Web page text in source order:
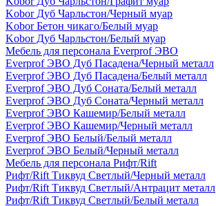
Kobor Дуб Чарльстон/Черный муар
Kobor Бетон чикаго/Белый муар
Kobor Дуб Чарльстон/Белый муар
Мебель для персонала Everprof ЭВО
Everprof ЭВО Дуб Пасадена/Черный металл
Everprof ЭВО Дуб Пасадена/Белый металл
Everprof ЭВО Дуб Соната/Белый металл
Everprof ЭВО Дуб Соната/Черный металл
Everprof ЭВО Кашемир/Белый металл
Everprof ЭВО Кашемир/Черный металл
Everprof ЭВО Белый/Белый металл
Everprof ЭВО Белый/Черный металл
Мебель для персонала Рифт/Rift
Рифт/Rift Тиквуд Светлый/Черный металл
Рифт/Rift Тиквуд Светлый/Антрацит металл
Рифт/Rift Тиквуд Светлый/Белый металл